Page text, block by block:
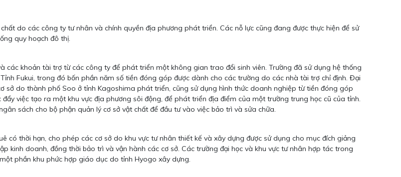
do các công ty tư nhân và chính quyền địa phương phát triển. Các nỗ lực cũng đang được thực hiện để sử
quy hoạch đô thị.
khoản tài trợ từ các công ty để phát triển một không gian trao đổi sinh viên. Trường đã sử dụng hệ thống
Fukui, trong đó bốn phần năm số tiền đóng góp được dành cho các trường do các nhà tài trợ chỉ định. Đại
do thành phố Soo ở tỉnh Kagoshima phát triển, cũng sử dụng hình thức doanh nghiệp từ tiền đóng góp
việc tạo ra một khu vực địa phương sôi động, để phát triển địa điểm của một trường trung học cũ của tỉnh.
sách cho bộ phận quản lý cơ sở vật chất để đầu tư vào việc bảo trì và sửa chữa.
thời hạn, cho phép các cơ sở do khu vực tư nhân thiết kế và xây dựng được sử dụng cho mục đích giảng
kinh doanh, đồng thời bảo trì và vận hành các cơ sở. Các trường đại học và khu vực tư nhân hợp tác trong
phần khu phức hợp giáo dục do tỉnh Hyogo xây dựng.